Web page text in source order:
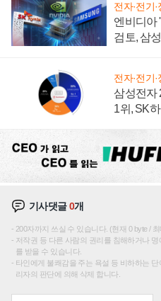
전자·전기
엔비디아
검토, 삼
전자·전기
삼성전자
1위, SK
기사댓글0개
200자까지 쓰실 수 있습니다. (현재 0 byte / 최
저작권 등 다른 사람의 권리를 침해하거나
를 받을 수 있습니다.
타인에게 불쾌감을 주는 욕설 등 비하하는
리자의 판단에 의해 삭제 합니다.